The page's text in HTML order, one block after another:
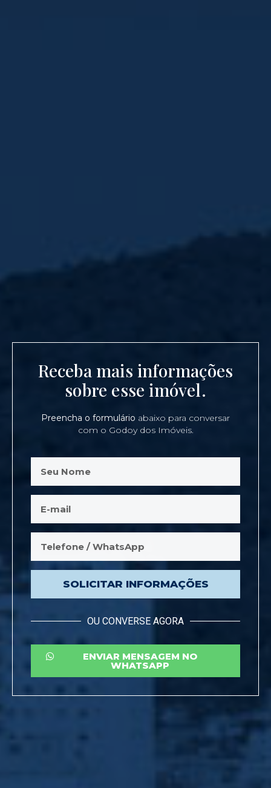
Receba mais informações
sobre esse imóvel.
Preencha o formulário abaixo para conversar
com o Godoy dos Imóveis.
SOLICITAR INFORMAÇÕES
OU CONVERSE AGORA
ENVIAR MENSAGEM NO
WHATSAPP